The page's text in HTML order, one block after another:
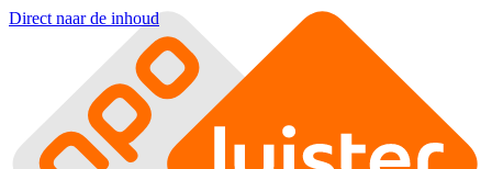
Direct naar de inhoud